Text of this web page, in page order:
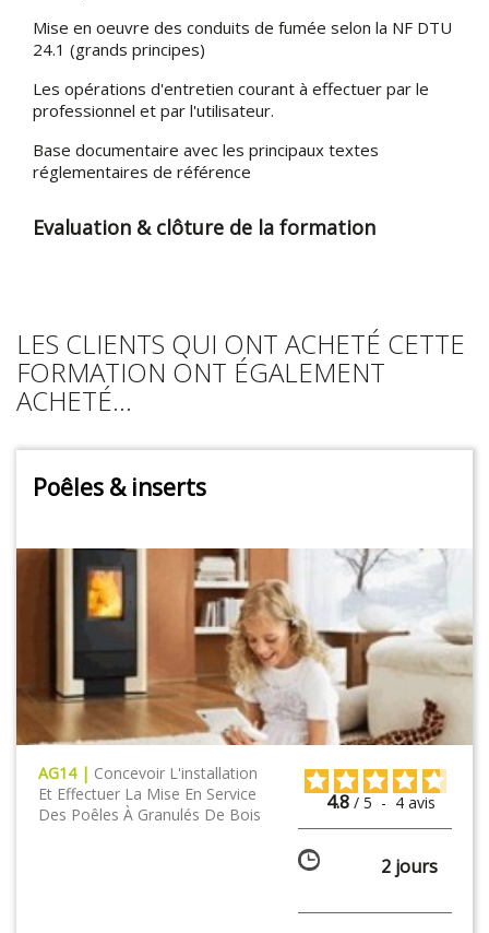
Mise en oeuvre des conduits de fumée selon la NF DTU
24.1 (grands principes)
Les opérations d'entretien courant à effectuer par le
professionnel et par l'utilisateur.
Base documentaire avec les principaux textes
réglementaires de référence
Evaluation & clôture de la formation
LES CLIENTS QUI ONT ACHETÉ CETTE
FORMATION ONT ÉGALEMENT
ACHETÉ...
Poêles & inserts
AG14 | Concevoir L'installation
Et Effectuer La Mise En Service
Des Poêles À Granulés De Bois
4.8 / 5 - 4 avis
2 jours